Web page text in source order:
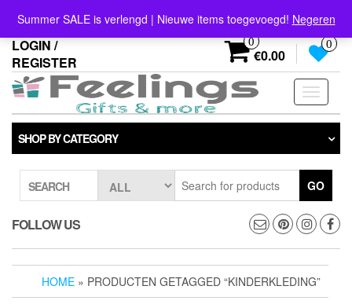
the
content
Summer SALE is verlengd | Nieuwe items toegevoegd! Negeren
info@feelings-giftshop.nl
LOGIN /
REGISTER
0
€0.00
0
Toggle
SHOP BY CATEGORY
SEARCH GO
FOLLOW US
HOME » PRODUCTEN GETAGGED “KINDERKLEDING”